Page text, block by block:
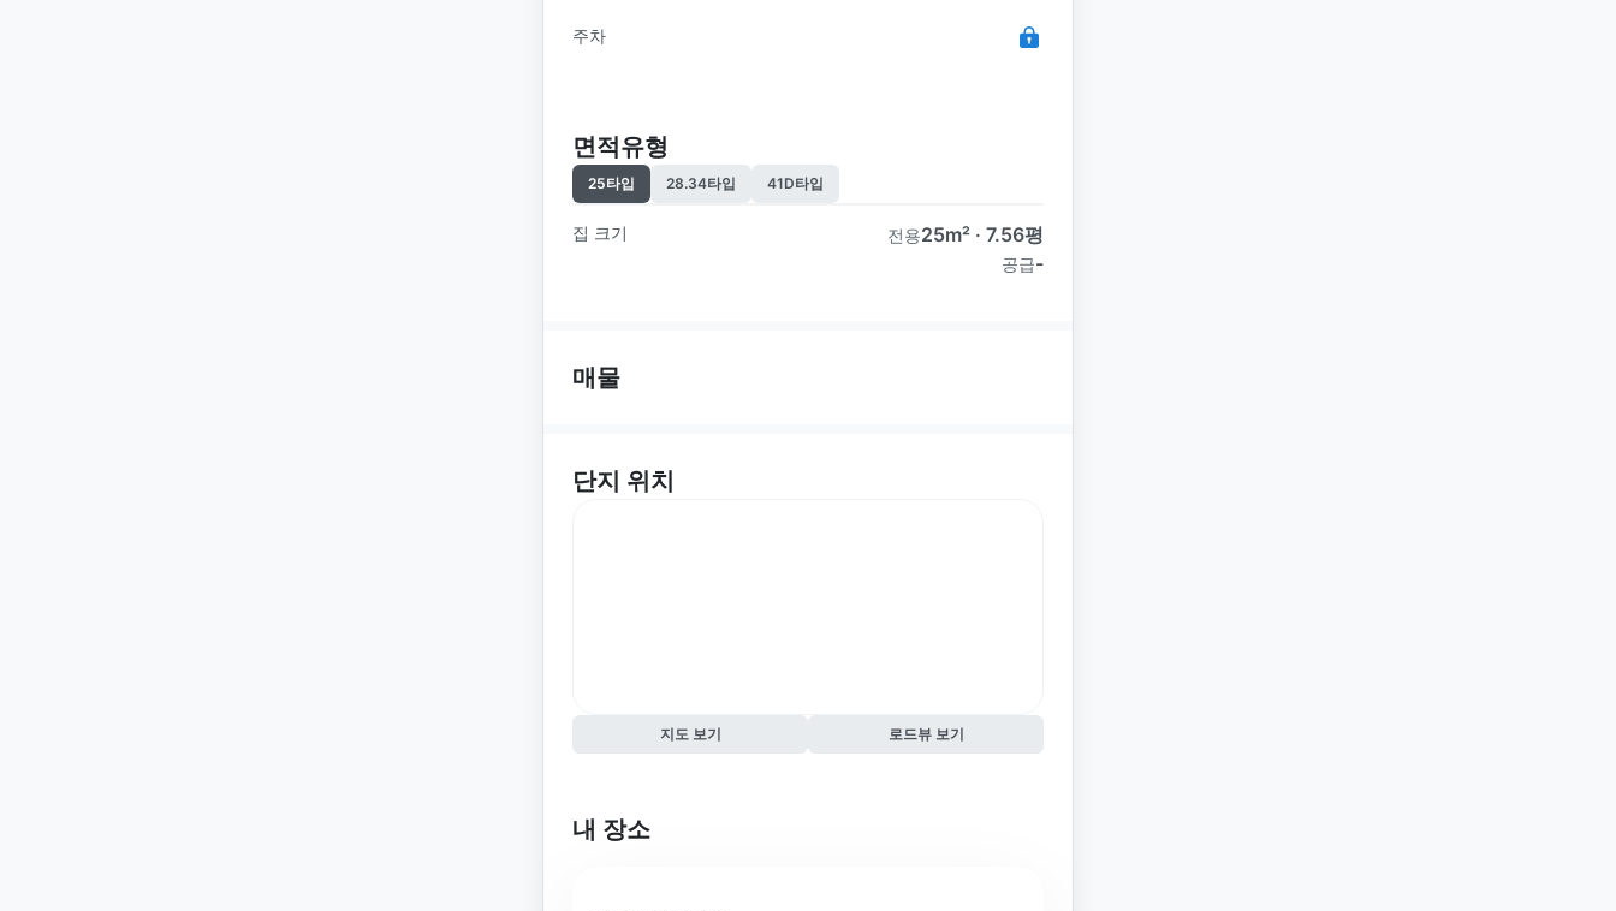
주차
면적유형
25타입 28.34타입 41D타입
집 크기 전용25m² · 7.56평
공급-
매물
단지 위치
지도 보기 로드뷰 보기
내 장소